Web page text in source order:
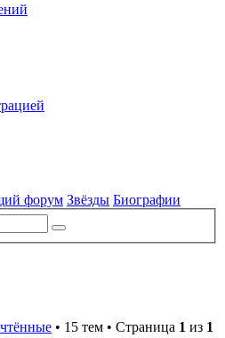
форум Звёзды Биографии
• 15 тем • Страница 1 из 1